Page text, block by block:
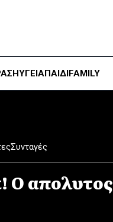
ΥΓΕΊΑΠΑΙΔΙFAMILY
Συνταγές
απολυτος